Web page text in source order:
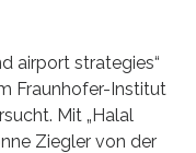
airport strategies“
Fraunhofer-Institut
Mit „Halal
Ziegler von der